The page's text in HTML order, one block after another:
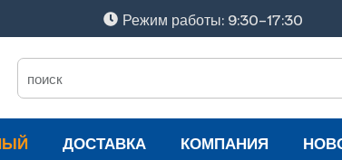
Режим работы: 9:30-17:30
ДОСТАВКА КОМПАНИЯ